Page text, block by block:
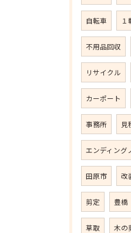
自転車 １
不用品回収
リサイクル
カーポート
事務所 見
エンディング
田原市 改
剪定 豊橋
草取 木の